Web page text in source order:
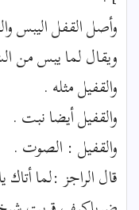
وأصل القفل اليبس
ويقال لما يبس من
والقفيل مثله .
والقفيل أيضا نبت .
والقفيل : الصوت .
قال الراجز :لما أتاك